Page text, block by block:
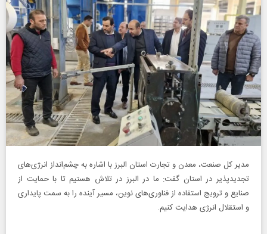
مدیر کل صنعت، معدن و تجارت استان البرز با اشاره به چشم‌انداز انرژی‌های
تجدیدپذیر در استان گفت: ما در البرز در تلاش هستیم تا با حمایت از
صنایع و ترویج استفاده از فناوری‌های نوین، مسیر آینده را به سمت پایداری
و استقلال انرژی هدایت کنیم.